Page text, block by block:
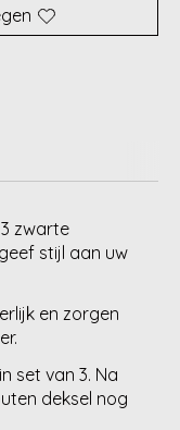
zwarte
stijl aan uw
en zorgen
set van 3. Na
deksel nog